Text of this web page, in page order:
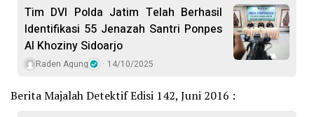
Tim DVI Polda Jatim Telah Berhasil
Identifikasi 55 Jenazah Santri Ponpes
Al Khoziny Sidoarjo
Raden Agung 14/10/2025
Berita Majalah Detektif Edisi 142, Juni 2016 :